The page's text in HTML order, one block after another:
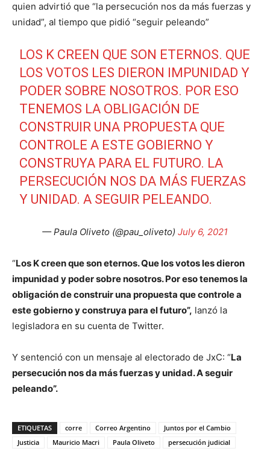
quien advirtió que “la persecución nos da más fuerzas y
unidad”, al tiempo que pidió “seguir peleando”
LOS K CREEN QUE SON ETERNOS. QUE
LOS VOTOS LES DIERON IMPUNIDAD Y
PODER SOBRE NOSOTROS. POR ESO
TENEMOS LA OBLIGACIÓN DE
CONSTRUIR UNA PROPUESTA QUE
CONTROLE A ESTE GOBIERNO Y
CONSTRUYA PARA EL FUTURO. LA
PERSECUCIÓN NOS DA MÁS FUERZAS
Y UNIDAD. A SEGUIR PELEANDO.
— Paula Oliveto (@pau_oliveto) July 6, 2021
“Los K creen que son eternos. Que los votos les dieron
impunidad y poder sobre nosotros. Por eso tenemos la
obligación de construir una propuesta que controle a
este gobierno y construya para el futuro”, lanzó la
legisladora en su cuenta de Twitter.
Y sentenció con un mensaje al electorado de JxC: “La
persecución nos da más fuerzas y unidad. A seguir
peleando”.
ETIQUETAS corre Correo Argentino
Juntos por el Cambio
Justicia
Mauricio Macri Paula Oliveto persecución judicial